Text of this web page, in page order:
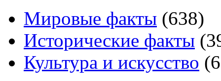
Мировые факты (638)
Исторические факты (
Культура и искусство (